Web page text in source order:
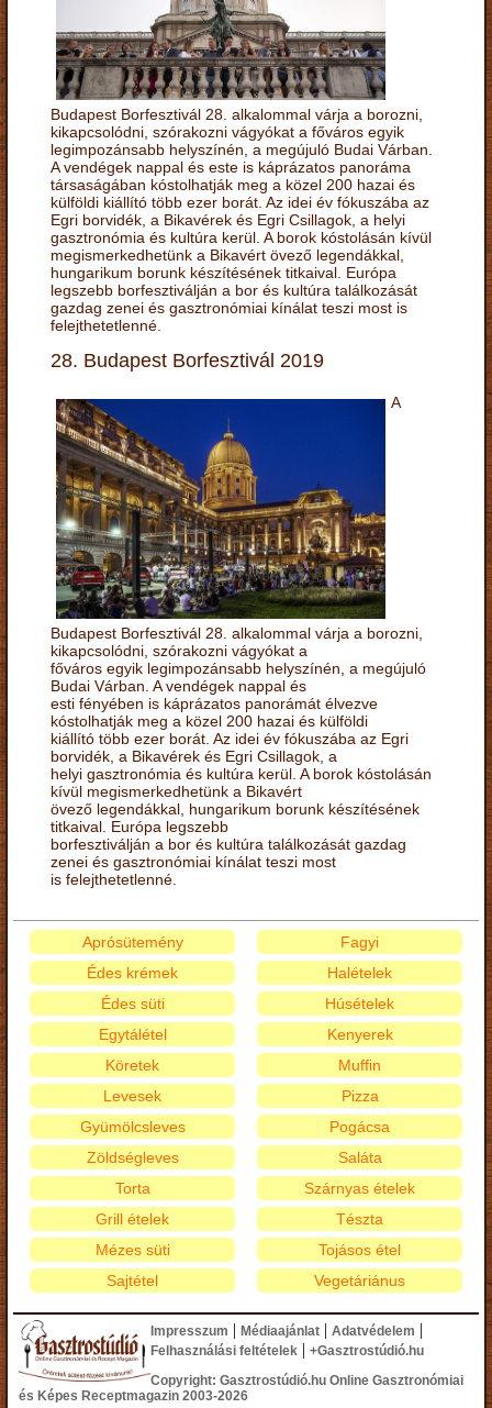
Budapest Borfesztivál 28. alkalommal várja a borozni,
kikapcsolódni, szórakozni vágyókat a főváros egyik
legimpozánsabb helyszínén, a megújuló Budai Várban.
A vendégek nappal és este is káprázatos panoráma
társaságában kóstolhatják meg a közel 200 hazai és
külföldi kiállító több ezer borát. Az idei év fókuszába az
Egri borvidék, a Bikavérek és Egri Csillagok, a helyi
gasztronómia és kultúra kerül. A borok kóstolásán kívül
megismerkedhetünk a Bikavért övező legendákkal,
hungarikum borunk készítésének titkaival. Európa
legszebb borfesztiválján a bor és kultúra találkozását
gazdag zenei és gasztronómiai kínálat teszi most is
felejthetetlenné.
28. Budapest Borfesztivál 2019
A
Budapest Borfesztivál 28. alkalommal várja a borozni,
kikapcsolódni, szórakozni vágyókat a
főváros egyik legimpozánsabb helyszínén, a megújuló
Budai Várban. A vendégek nappal és
esti fényében is káprázatos panorámát élvezve
kóstolhatják meg a közel 200 hazai és külföldi
kiállító több ezer borát. Az idei év fókuszába az Egri
borvidék, a Bikavérek és Egri Csillagok, a
helyi gasztronómia és kultúra kerül. A borok kóstolásán
kívül megismerkedhetünk a Bikavért
övező legendákkal, hungarikum borunk készítésének
titkaival. Európa legszebb
borfesztiválján a bor és kultúra találkozását gazdag
zenei és gasztronómiai kínálat teszi most
is felejthetetlenné.
Aprósütemény
Édes krémek
Édes süti
Egytálétel
Fagyi
Halételek
Húsételek
Kenyerek
Köretek
Levesek
Gyümölcsleves
Zöldségleves
Muffin
Pizza
Pogácsa
Saláta
Torta
Grill ételek
Mézes süti
Sajtétel
Szárnyas ételek
Tészta
Tojásos étel
Vegetáriánus
Impresszum | Médiaajánlat | Adatvédelem |
Felhasználási feltételek | +Gasztrostúdió.hu
Copyright: Gasztrostúdió.hu Online Gasztronómiai
és Képes Receptmagazin 2003-2026